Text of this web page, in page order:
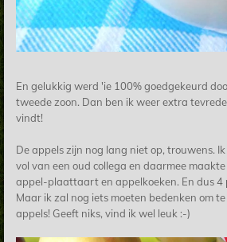
En gelukkig werd 'ie 100% goedgekeurd
tweede zoon. Dan ben ik weer extra
vindt!
De appels zijn nog lang niet op, trouwens.
vol van een oud collega en daarmee
appel-plaattaart en appelkoeken. En dus 4
Maar ik zal nog iets moeten bedenken om
appels! Geeft niks, vind ik wel leuk :-)